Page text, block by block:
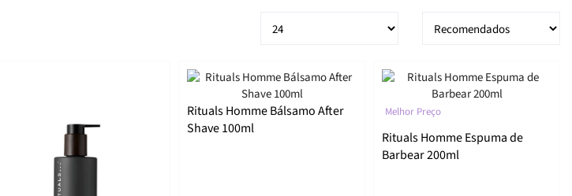
Rituals Homme Bálsamo After
Shave 100ml
Melhor Preço
Rituals Homme Espuma de
Barbear 200ml